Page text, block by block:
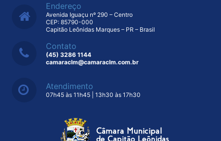
Endereço
Avenida Iguaçu nº 290 – Centro
CEP: 85790-000
Capitão Leônidas Marques – PR – Brasil
Contato
(45) 3286 1144
camaraclm@camaraclm.com.br
Atendimento
07h45 às 11h45 | 13h30 às 17h30